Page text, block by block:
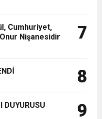
Cumhuriyet,
Nişanesidir
7
8
DUYURUSU 9